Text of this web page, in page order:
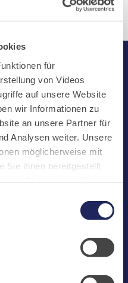
für
von Videos
auf unsere Website
wir Informationen zu
an unsere Partner für
Analysen weiter. Unsere
möglicherweise mit
Sie ihnen bereitgestellt
das online
Hotel und unserem
Wir
Klosterführungen. Um